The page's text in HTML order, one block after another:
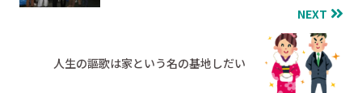
NEXT
人生の謳歌は家という名の基地しだい